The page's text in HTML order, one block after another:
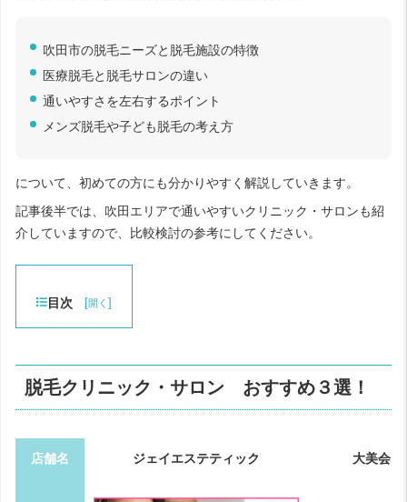
吹田市の脱毛ニーズと脱毛施設の特徴
医療脱毛と脱毛サロンの違い
通いやすさを左右するポイント
メンズ脱毛や子ども脱毛の考え方
について、初めての方にも分かりやすく解説していきます。
記事後半では、吹田エリアで通いやすいクリニック・サロンも紹
介していますので、比較検討の参考にしてください。
目次 開く
脱毛クリニック・サロン おすすめ３選！
店舗名 ジェイエステティック 大美会